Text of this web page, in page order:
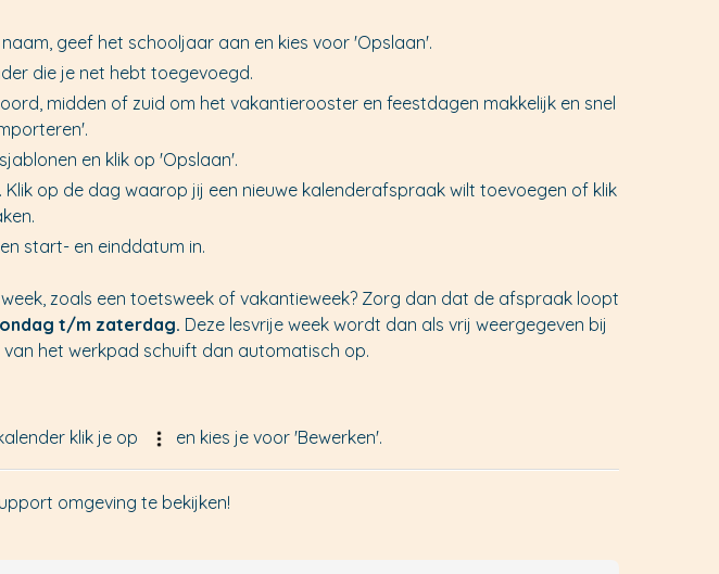
geef het schooljaar aan en kies voor 'Opslaan'.
die je net hebt toegevoegd.
midden of zuid om het vakantierooster en feestdagen makkelijk en snel
en klik op 'Opslaan'.
op de dag waarop jij een nieuwe kalenderafspraak wilt toevoegen of klik
start- en einddatum in.
zoals een toetsweek of vakantieweek? Zorg dan dat de afspraak loopt
t/m zaterdag. Deze lesvrije week wordt dan als vrij weergegeven bij
het werkpad schuift dan automatisch op.
klik je op
en kies je voor 'Bewerken'.
omgeving te bekijken!